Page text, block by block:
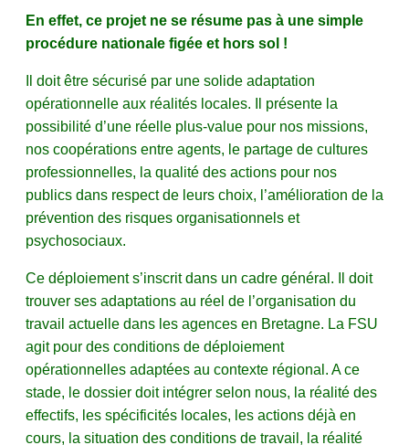
En effet, ce projet ne se résume pas à une simple
procédure nationale figée et hors sol !
Il doit être sécurisé par une solide adaptation
opérationnelle aux réalités locales. Il présente la
possibilité d’une réelle plus-value pour nos missions,
nos coopérations entre agents, le partage de cultures
professionnelles, la qualité des actions pour nos
publics dans respect de leurs choix, l’amélioration de la
prévention des risques organisationnels et
psychosociaux.
Ce déploiement s’inscrit dans un cadre général. Il doit
trouver ses adaptations au réel de l’organisation du
travail actuelle dans les agences en Bretagne. La FSU
agit pour des conditions de déploiement
opérationnelles adaptées au contexte régional. A ce
stade, le dossier doit intégrer selon nous, la réalité des
effectifs, les spécificités locales, les actions déjà en
cours, la situation des conditions de travail, la réalité